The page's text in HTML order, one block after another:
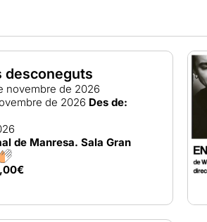
desconeguts
novembre de 2026
de 2026 Des de:
de Manresa. Sala Gran